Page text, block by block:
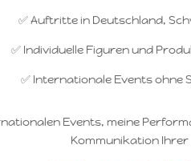
✅ Auftritte in Deutschland,
✅ Individuelle Figuren und
✅ Internationale Events ohne
Events, meine
Kommunikation Ihrer